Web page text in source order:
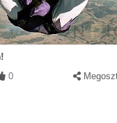
0